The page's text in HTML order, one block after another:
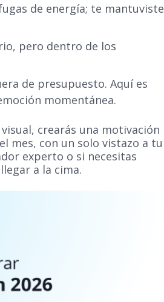
de energía; te mantuviste
pero dentro de los
de presupuesto. Aquí es
momentánea.
crearás una motivación
mes, con un solo vistazo a tu
experto o si necesitas
a la cima.